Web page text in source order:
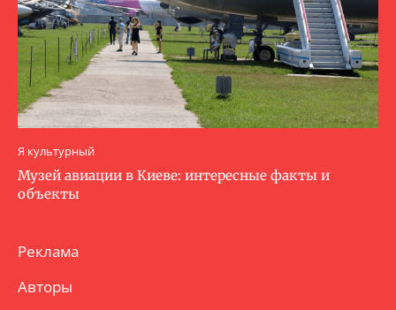
Я культурный
Музей авиации в Киеве: интересные факты и
объекты
Реклама
Авторы